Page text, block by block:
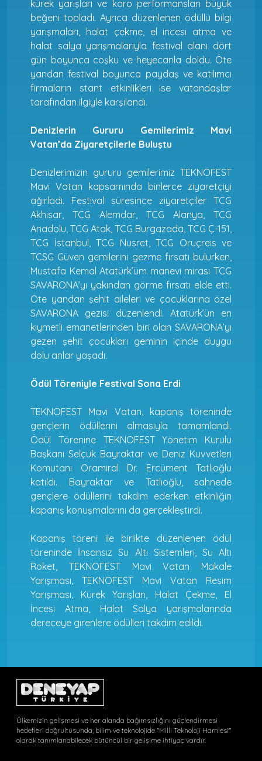
kürek yarışları ve koro performansları büyük
beğeni topladı. Ayrıca düzenlenen ödüllü bilgi
yarışmaları, halat çekme, el incesi atma ve
halat salya yarışmalarıyla festival alanı dört
gün boyunca coşku ve heyecanla doldu. Öte
yandan festival boyunca paydaş ve katılımcı
firmaların stant etkinlikleri ise vatandaşlar
tarafından ilgiyle karşılandı.
Denizlerin Gururu Gemilerimiz Mavi
Vatan’da Ziyaretçilerle Buluştu
Denizlerimizin gururu gemilerimiz TEKNOFEST
Mavi Vatan kapsamında binlerce ziyaretçiyi
ağırladı. Festival süresince ziyaretçiler TCG
Akhisar, TCG Alemdar, TCG Alanya, TCG
Anadolu, TCG Atak, TCG Burgazada, TCG Ç-151,
TCG İstanbul, TCG Nusret, TCG Oruçreis ve
TCSG Güven gemilerini gezme fırsatı bulurken,
Mustafa Kemal Atatürk’üm manevi mirası TCG
SAVARONA’yı yakından görme fırsatı elde etti.
Öte yandan şehit aileleri ve çocuklarına özel
SAVARONA gezisi düzenlendi. Atatürk’ün en
kıymetli emanetlerinden biri olan SAVARONA’yı
gezen şehit çocukları geminin içinde duygu
dolu anlar yaşadı.
Ödül Töreniyle Festival Sona Erdi
TEKNOFEST Mavi Vatan, kapanış töreninde
gençlerin ödüllerini almasıyla tamamlandı.
Ödül Törenine TEKNOFEST Yönetim Kurulu
Başkanı Selçuk Bayraktar ve Deniz Kuvvetleri
Komutanı Oramiral Dr. Ercüment Tatlıoğlu
katıldı. Bayraktar ve Tatlıoğlu, sahnede
gençlere ödüllerini takdim ederken etkinliğin
kapanış konuşmalarını da gerçekleştirdi.
Kapanış töreni ile birlikte düzenlenen ödül
töreninde İnsansız Su Altı Sistemleri, Su Altı
Roket, TEKNOFEST Mavi Vatan Makale
Yarışması, TEKNOFEST Mavi Vatan Resim
Yarışması, Kürek Yarışları, Halat Çekme, El
İncesi Atma, Halat Salya yarışmalarında
dereceye girenlere ödülleri takdim edildi.
Ülkemizin gelişmesi ve her alanda bağımsızlığını güçlendirmesi
hedefleri doğrultusunda, bilim ve teknolojide "Milli Teknoloji Hamlesi"
olarak tanımlanabilecek bütüncül bir gelişime ihtiyaç vardır.